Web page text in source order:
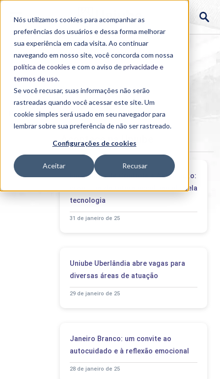
Nós utilizamos cookies para acompanhar as
preferências dos usuários e dessa forma melhorar
sua experiência em cada visita. Ao continuar
navegando em nosso site, você concorda com nossa
política de cookies e com o aviso deprivacidade e
termos de uso.
Se você recusar, suas informações não serão
rastreadas quando você acessar este site. Um
cookie simples será usado em seu navegador para
lembrar sobre sua preferência de não ser rastreado.
Configurações de cookies
Aceitar Recusar
Home > Institucional >Acontece
Acontece na Uniube
Engenharia de Controle e Automação:
profissão do futuro impulsionada pela
tecnologia
31 de janeiro de 25
Uniube Uberlândia abre vagas para
diversas áreas de atuação
29 de janeiro de 25
Janeiro Branco: um convite ao
autocuidado e à reflexão emocional
28 de janeiro de 25